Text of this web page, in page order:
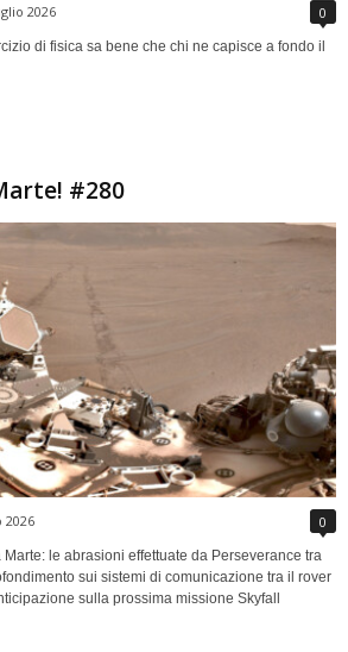
2026 0
di fisica sa bene che chi ne capisce a fondo il
#280
2026 0
le abrasioni effettuate da Perseverance tra
sui sistemi di comunicazione tra il rover
sulla prossima missione Skyfall